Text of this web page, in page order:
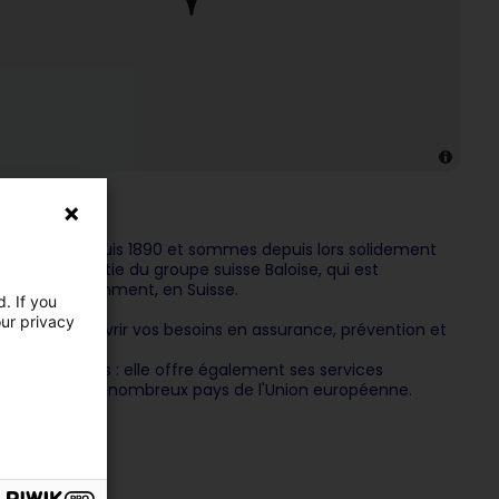
depuis 1890 et sommes depuis lors solidement
fait partie du groupe suisse Baloise, qui est
bien évidemment, en Suisse.
de couvrir vos besoins en assurance, prévention et
: elle offre également ses services
dans de nombreux pays de l'Union européenne.
If you
privacy